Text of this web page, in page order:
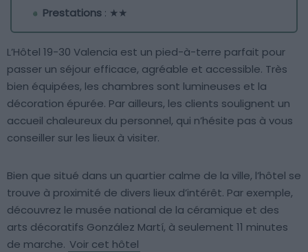
Prestations : ★★
L’Hôtel 19-30 Valencia est un pied-à-terre parfait pour
passer un séjour efficace, agréable et accessible. Très
bien équipées, les chambres sont lumineuses et la
décoration épurée. Par ailleurs, les clients soulignent un
accueil chaleureux du personnel, qui n’hésite pas à vous
conseiller sur les lieux à visiter.
Bien que situé dans un quartier calme de la ville, l’hôtel se
trouve à proximité de divers lieux d’intérêt. Par exemple,
découvrez le musée national de la céramique et des
arts décoratifs González Martí, à seulement 11 minutes
de marche. Voir cet hôtel